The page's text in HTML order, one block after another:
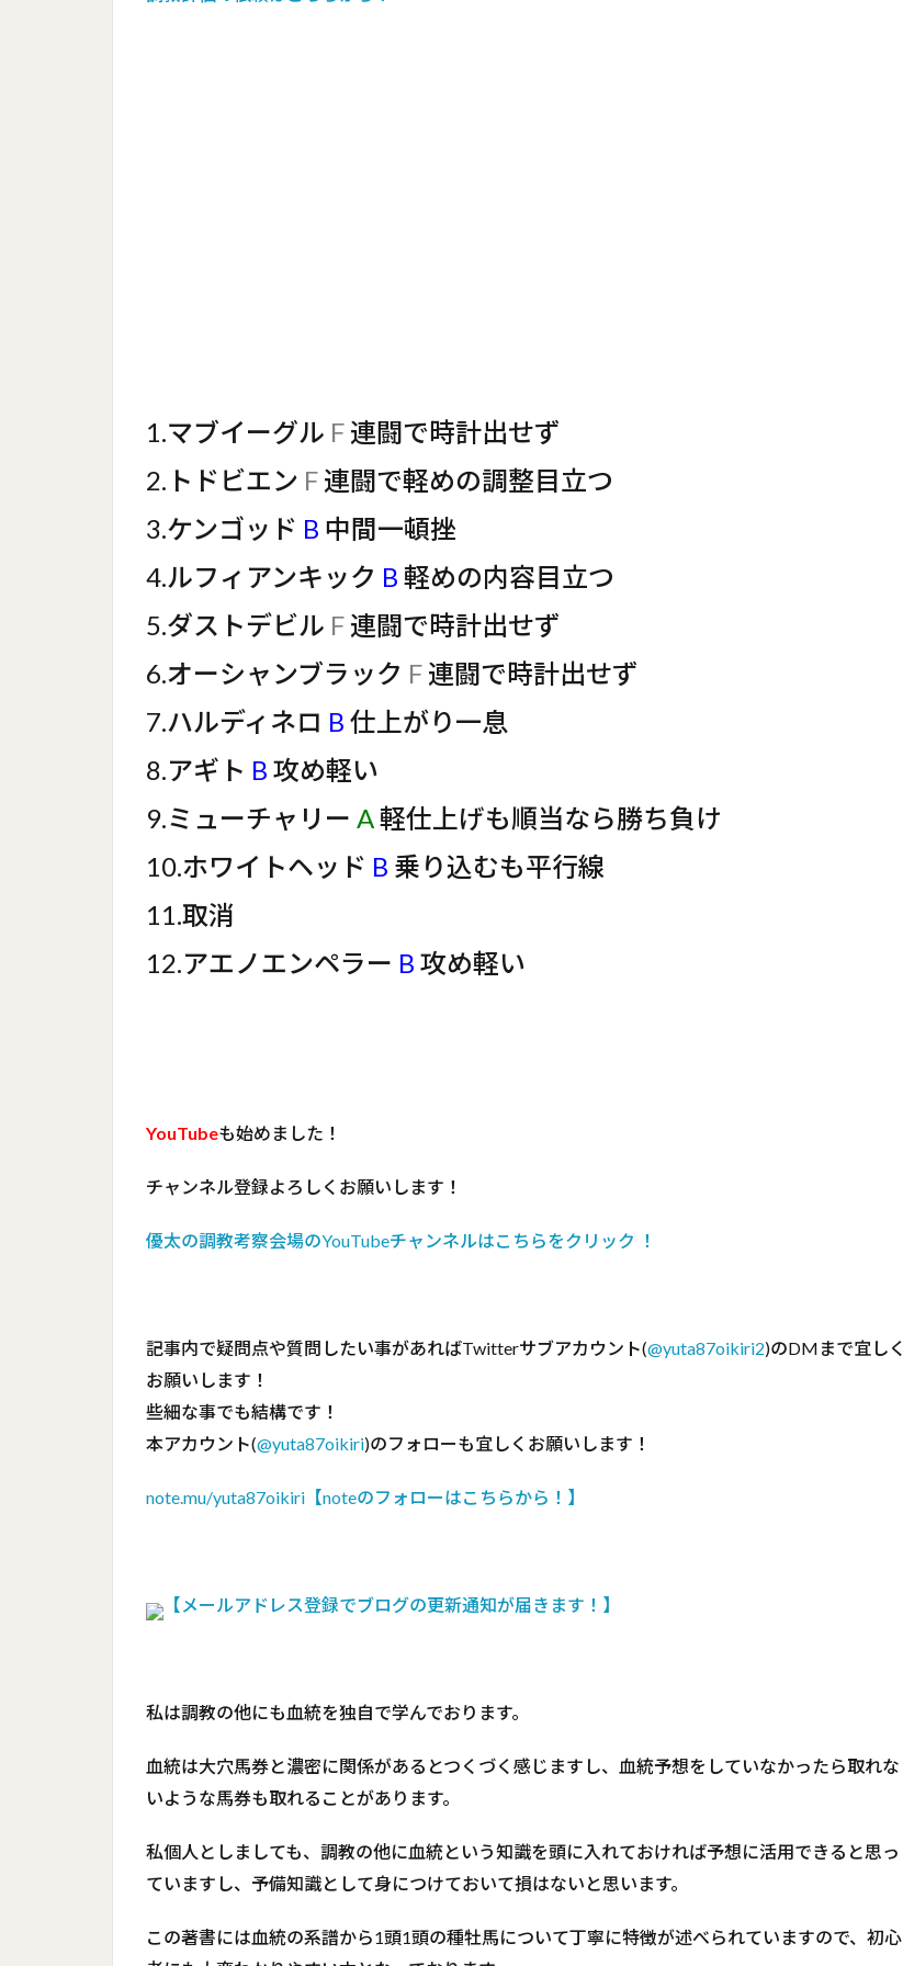
1.マブイーグル F 連闘で時計出せず
2.トドビエン F 連闘で軽めの調整目立つ
3.ケンゴッド B 中間一頓挫
4.ルフィアンキック B 軽めの内容目立つ
5.ダストデビル F 連闘で時計出せず
6.オーシャンブラック F 連闘で時計出せず
7.ハルディネロ B 仕上がり一息
8.アギト B 攻め軽い
9.ミューチャリー A軽仕上げも順当なら勝ち負け
10.ホワイトヘッド B 乗り込むも平行線
11.取消
12.アエノエンペラー B 攻め軽い
YouTubeも始めました！
チャンネル登録よろしくお願いします！
優太の調教考察会場のYouTubeチャンネルはこちらをクリック ！
記事内で疑問点や質問したい事があればTwitterサブアカウント(@yuta87oikiri2)のDMまで宜しく
お願いします！
些細な事でも結構です！
本アカウント(@yuta87oikiri)のフォローも宜しくお願いします！
note.mu/yuta87oikiri【noteのフォローはこちらから！】
【メールアドレス登録でブログの更新通知が届きます！】
私は調教の他にも血統を独自で学んでおります。
血統は大穴馬券と濃密に関係があるとつくづく感じますし、血統予想をしていなかったら取れな
いような馬券も取れることがあります。
私個人としましても、調教の他に血統という知識を頭に入れておければ予想に活用できると思っ
ていますし、予備知識として身につけておいて損はないと思います。
この著書には血統の系譜から1頭1頭の種牡馬について丁寧に特徴が述べられていますので、初心